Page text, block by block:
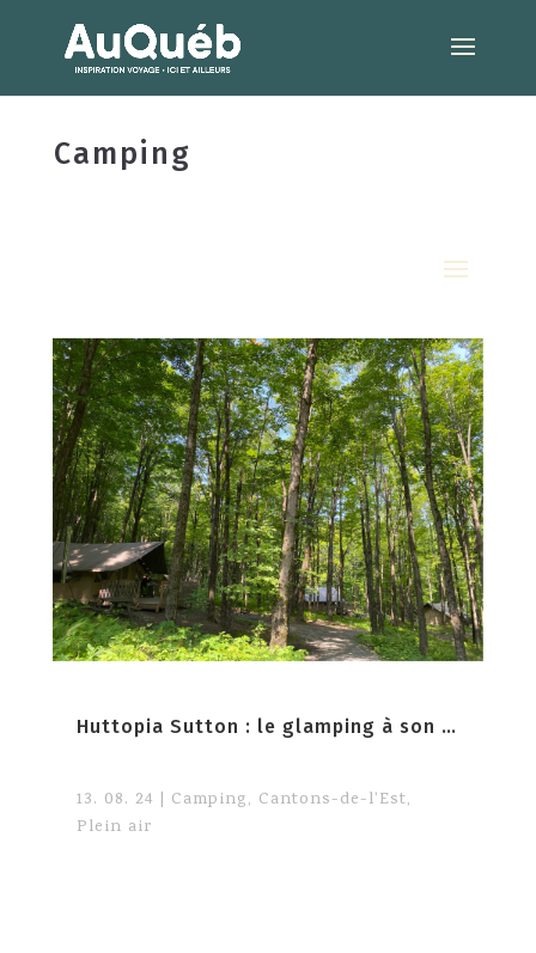
Camping
Huttopia Sutton : le glamping à son meilleur
13. 08. 24 Camping, Cantons-de-l'Est,
Plein air